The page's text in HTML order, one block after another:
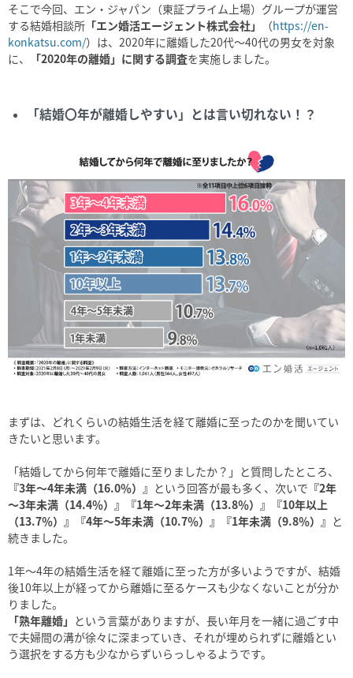
そこで今回、エン・ジャパン（東証プライム上場）グループが運営
する結婚相談所 「エン婚活エージェント株式会社」 （https://en-
konkatsu.com/）は、2020年に離婚した20代～40代の男女を対象
に、
「2020年の離婚」に関する調査を実施しました。
「結婚〇年が離婚しやすい」とは言い切れない！？
まずは、どれくらいの結婚生活を経て離婚に至ったのかを聞いてい
きたいと思います。
「結婚してから何年で離婚に至りましたか？」と質問したところ、
『3年～4年未満（16.0％）』 という回答が最も多く、次いで 『2年
～3年未満（14.4％）』『1年～2年未満（13.8％）』『10年以上
（13.7％）』『4年～5年未満（10.7％）』『1年未満（9.8％）』 と
続きました。
1年～4年の結婚生活を経て離婚に至った方が多いようですが、結婚
後10年以上が経ってから離婚に至るケースも少なくないことが分か
りました。
「熟年離婚」 という言葉がありますが、長い年月を一緒に過ごす中
で夫婦間の溝が徐々に深まっていき、それが埋められずに離婚とい
う選択をする方も少なからずいらっしゃるようです。